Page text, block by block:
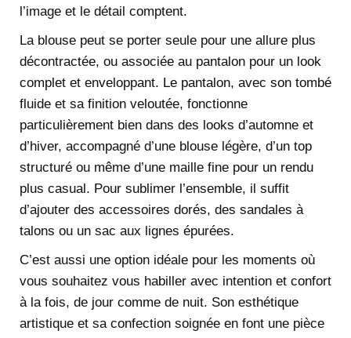
l’image et le détail comptent.
La blouse peut se porter seule pour une allure plus
décontractée, ou associée au pantalon pour un look
complet et enveloppant. Le pantalon, avec son tombé
fluide et sa finition veloutée, fonctionne
particulièrement bien dans des looks d’automne et
d’hiver, accompagné d’une blouse légère, d’un top
structuré ou même d’une maille fine pour un rendu
plus casual. Pour sublimer l’ensemble, il suffit
d’ajouter des accessoires dorés, des sandales à
talons ou un sac aux lignes épurées.
C’est aussi une option idéale pour les moments où
vous souhaitez vous habiller avec intention et confort
à la fois, de jour comme de nuit. Son esthétique
artistique et sa confection soignée en font une pièce